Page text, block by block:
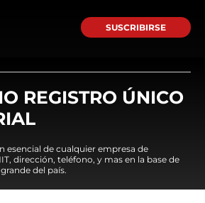
SUSCRIBIRSE
REGISTRO ÚNICO
esencial de cualquier empresa de
dirección, teléfono, y mas en la base de
del país.